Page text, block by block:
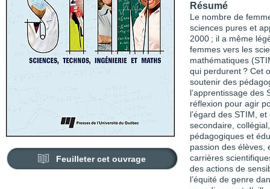
Feuilleter cet ouvrage
Résumé
Le nombre de
sciences pures et
2000 ; il a même
femmes vers les
mathématiques
qui perdurent ? Cet
soutenir des
l’apprentissage des
réflexion pour agir
l’égard des STIM,
secondaire,
pédagogiques et
passion des élèves,
carrières
des actions de
l’équité de genre